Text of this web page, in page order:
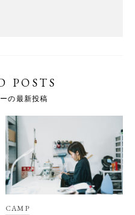
POSTS
の最新投稿
CAMP